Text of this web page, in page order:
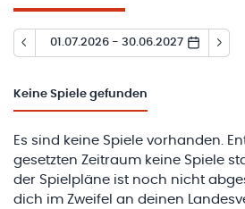
01.07.2026 - 30.06.2027
Keine Spiele gefunden
Es sind keine Spiele vorhanden.
gesetzten Zeitraum keine Spiele
der Spielpläne ist noch nicht
dich im Zweifel an deinen